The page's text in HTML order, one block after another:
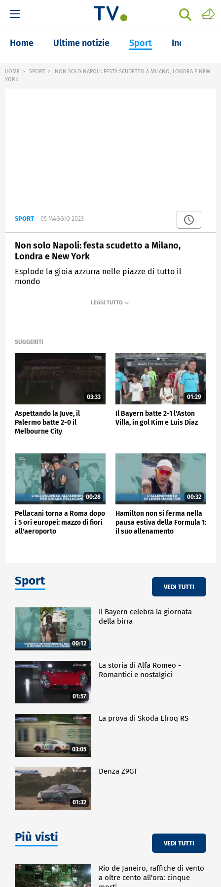
Home Ultime notizie Sport Inchieste
HOME SPORT
NON SOLO NAPOLI: FESTA SCUDETTO A MILANO, LONDRA E NEW
YORK
SPORT 05 MAGGIO 2023
Non solo Napoli: festa scudetto a Milano,
Londra e New York
Esplode la gioia azzurra nelle piazze di tutto il
mondo
SPORTMEDIASET
SUGGERITI
03:33
Aspettando la Juve, il
Palermo batte 2-0 il
Melbourne City
01:29
Il Bayern batte 2-1 l'Aston
Villa, in gol Kim e Luis Diaz
00:28
Pellacani torna a Roma dopo
i 5 ori europei: mazzo di fiori
all'aeroporto
00:32
Hamilton non si ferma nella
pausa estiva della Formula 1:
il suo allenamento
Sport VEDI TUTTI
00:12
Il Bayern celebra la giornata
della birra
01:57
La storia di Alfa Romeo -
Romantici e nostalgici
03:05
La prova di Skoda Elroq RS
01:32
Denza Z9GT
Più visti VEDI TUTTI
Rio de Janeiro, raffiche di vento
a oltre cento all'ora: cinque